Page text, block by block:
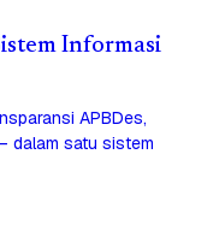
Informasi
APBDes,
dalam satu sistem